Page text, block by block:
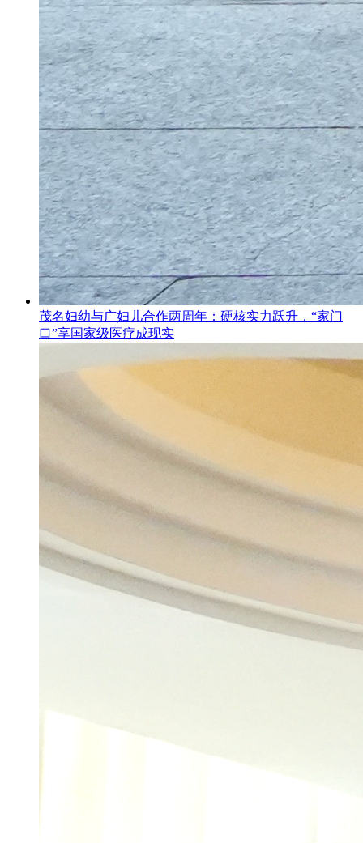
茂名妇幼与广妇儿合作两周年：硬核实力跃升，“家门
口”享国家级医疗成现实